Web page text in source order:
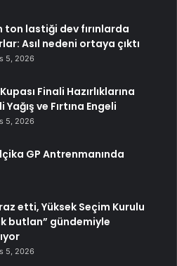
ton lastiği dev fırınlarda
Asıl nedeni ortaya çıktı
5, 2026
Finali Hazırlıklarına
ve Fırtına Engeli
5, 2026
GP Antrenmanında
etti, Yüksek Seçim Kurulu
butlan” gündemiyle
5, 2026